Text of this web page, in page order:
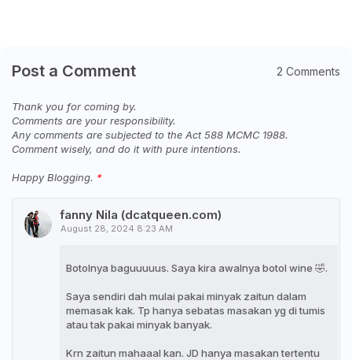
Post a Comment 2 Comments
Thank you for coming by.
Comments are your responsibility.
Any comments are subjected to the Act 588 MCMC 1988.
Comment wisely, and do it with pure intentions.
Happy Blogging.
fanny Nila (dcatqueen.com)
August 28, 2024 8:23 AM
Botolnya baguuuuus. Saya kira awalnya botol wine 🤣.
Saya sendiri dah mulai pakai minyak zaitun dalam
memasak kak. Tp hanya sebatas masakan yg di tumis
atau tak pakai minyak banyak.
Krn zaitun mahaaal kan. JD hanya masakan tertentu